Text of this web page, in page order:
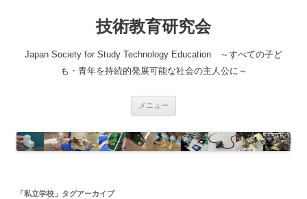
技術教育研究会
Japan Society for Study Technology Education ～すべての子ど
も・青年を持続的発展可能な社会の主人公に～
メニュー
「私立学校 」タグアーカイブ